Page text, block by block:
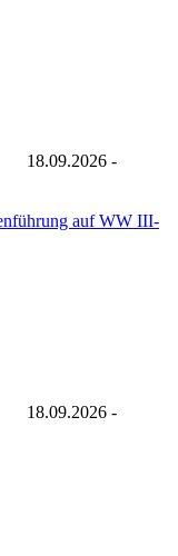
18.09.2026 -
auf WW III-
18.09.2026 -